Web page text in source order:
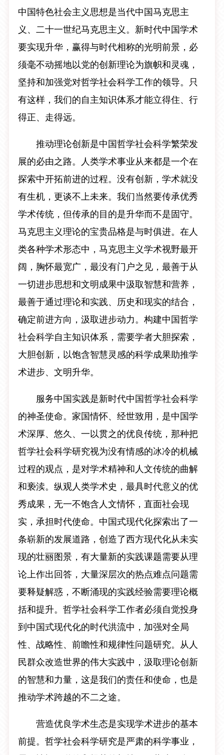
中国特色社会主义思想是当代中国马克思主
义、二十一世纪马克思主义。新时代中国学术
要实现升华，赢得与时代相称的光明前景，必
须毫不动摇地以党的创新理论为旗帜和灵魂，
坚持和加强党对哲学社会科学工作的领导。只
有这样，我们的自主知识体系才能立得住、行
得正、走得远。
推动理论创新是中国哲学社会科学繁荣发
展的必由之路。人类学术事业从来都是一个在
探索中开拓前进的过程。没有创新，学术就没
有生机，更谈不上未来。我们当然要传承优秀
学术传统，但传承的目的是升华而不是固守。
马克思主义理论的宝贵品格是与时俱进。在人
类各种学术形态中，马克思主义学术视野最开
阔，胸怀最宽广，最没有门户之见，最善于从
一切进步思想和文明成果中汲取智慧和营养，
最善于通过理论和实践、历史和现实的结合，
确定前进方向，汲取进步动力。构建中国哲学
社会科学自主知识体系，需要学者大胆探索，
大胆创新，以饱含智慧灵感的科学成果助推学
术进步、文明升华。
服务中国实践是新时代中国哲学社会科学
的神圣使命。家国情怀、经世致用，是中国学
术深厚、悠久、一以贯之的优良传统，那种把
哲学社会科学研究视为没有情感的冰冷的机械
过程的观点，是对学术精神和人文传统的曲解
和亵渎。纵观人类学术史，最具时代意义的优
秀成果，无一不饱含人文情怀，直面社会现
实，承担时代使命。中国式现代化探索出了一
条崭新的发展道路，创造了西方现代化从未实
现的壮丽图景，有大量新的实践课题需要从理
论上作出回答，大量深层次的热点难点问题需
要释疑解惑，不断涌现的实践经验需要理论概
括和提升。哲学社会科学工作者必须自觉投身
到中国式现代化的时代洪流中，加强对全局
性、战略性、前瞻性和规律性问题研究。从人
民群众改造世界的伟大实践中，汲取理论创新
的智慧和力量，这是我们的责任和使命，也是
推动学术跨越的不二之途。
营造优良学术生态是实现学术进步的基本
前提。哲学社会科学研究是严肃的科学事业，